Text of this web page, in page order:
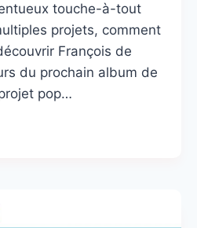
touche-à-tout
projets, comment
François de
du prochain album de
pop…